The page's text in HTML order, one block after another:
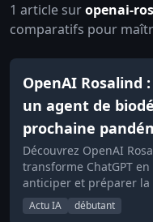
1 article suropenai-
comparatifs pour
OpenAI Rosalind
un agent de
prochaine
Découvrez OpenAI
transforme ChatGPT
anticiper et préparer
Actu IA débutant